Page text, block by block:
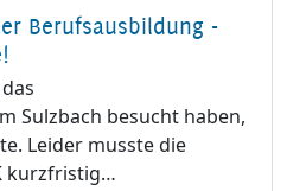
Berufsausbildung -
Sulzbach besucht haben,
Leider musste die
kurzfristig…